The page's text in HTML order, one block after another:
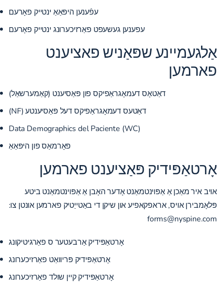
עפֿענען היפּאַאַ ינטייק פאָרעם
עפענען געשעפט פאַרזיכערונג ינטייק פאָרעם
אַלגעמיינע שפּאַניש פאציענט
פארמען
דאַטאָס דעמאָגראַפיקס פון פּאַסיענט (קאַמערשאַל)
דאַטעס דעמאָגראַפיקס דעל פּאַסיענטע (NF)
Data Demographics del Paciente (WC)
פאָרמאַס פון היפּאַאַ
אָרטאַפּידיק פּאַציענט פארמען
אויב איר מאַכן אַ אַפּוינטמאַנט אָדער האָבן אַ אַפּוינטמאַנט ביטע
פּלאָמבירן אויס, אראפקאפיע און שיקן די באַטייַטיק פארמען אונטן צו:
forms@nyspine.com
אָרטאַפּידיק אַרבעטער ס פאַרגיטיקונג
אָרטאַפּידיק פּריוואַט פאַרזיכערונג
אָרטאַפּידיק קיין שולד פאַרזיכערונג